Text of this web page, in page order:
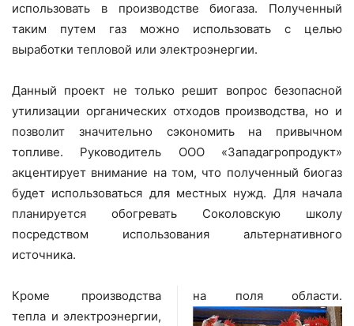
использовать в производстве биогаза. Полученный
таким путем газ можно использовать с целью
выработки тепловой или электроэнергии.
Данный проект не только решит вопрос безопасной
утилизации органических отходов производства, но и
позволит значительно сэкономить на привычном
топливе. Руководитель ООО «Западагропродукт»
акцентирует внимание на том, что полученный биогаз
будет использоваться для местных нужд. Для начала
планируется обогревать Соколовскую школу
посредством использования альтернативного
источника.
Кроме производства
тепла и электроэнергии,
на поля области.